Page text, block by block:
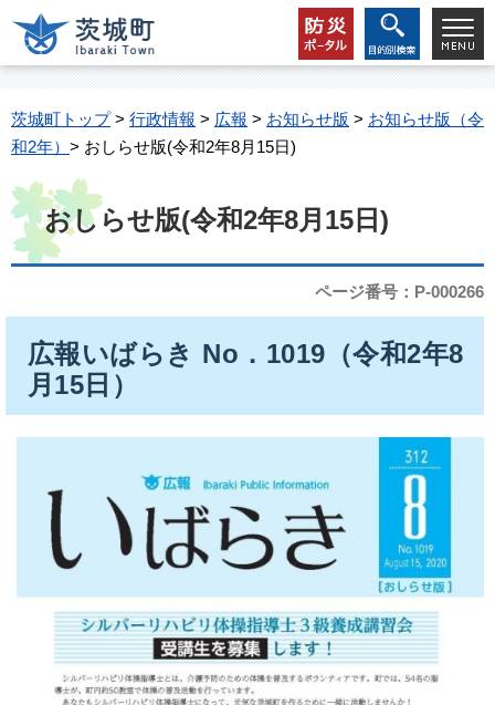
茨城町トップ> 行政情報 > 広報 > お知らせ版 > お知らせ版（令
和2年） > おしらせ版(令和2年8月15日)
おしらせ版(令和2年8月15日)
ページ番号：P-000266
広報いばらき No．1019（令和2年8
月15日）